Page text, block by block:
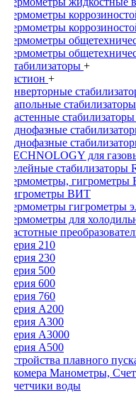
Термометры
Термометры
Термометры
Термометры
Стабилизаторы +
Бастион +
Инверторные
Напольные
Настенные
Однофазные
Однофазные
TECHNOLOGY для
Релейные стабилизаторы
Термометры,
Гигрометры ВИТ
Термометры гигрометры
Термометры для
Частотные
Серия 210
Серия 230
Серия 500
Серия 600
Серия 760
Серия А200
Серия А300
Серия А3000
Серия А500
Устройства плавного
Экомера Манометры,
Счетчики воды